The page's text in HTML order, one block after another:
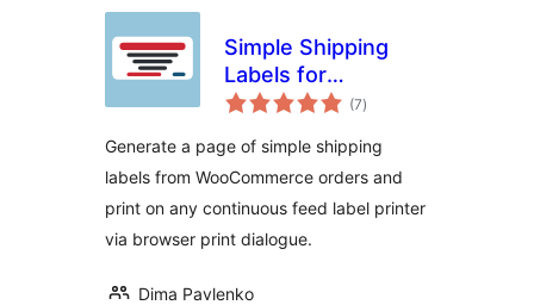
Simple Shipping
Labels for
WooCommerce
(7total
de
)
Generate a page of simple shipping
labels from WooCommerce orders and
print on any continuous feed label printer
via browser print dialogue.
Dima Pavlenko